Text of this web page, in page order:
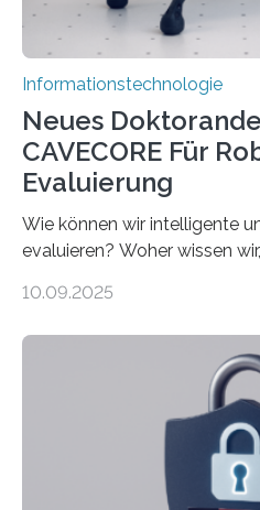
rücken dabei insbesondere…
Informationstechnologie
Neues
CAVECORE Für
Evaluierung
Wie können wir intelligente
evaluieren? Woher wissen
sich CAVECORE – ein neues
koordiniert wird. Ab dem 1.
über einen Zeitraum von vier
Promovierende im Rahmen
kognitiven Robotern
die mittels Sensoren ihre
Informationen verarbeiten
10.09.2025